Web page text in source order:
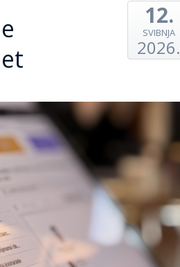
12.
SVIBNJA
2026.